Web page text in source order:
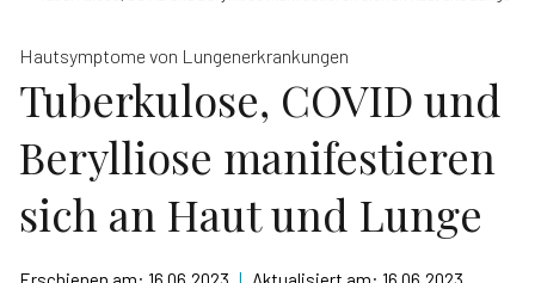
Hautsymptome von Lungenerkrankungen
Tuberkulose, COVID und
Berylliose manifestieren
sich an Haut und Lunge